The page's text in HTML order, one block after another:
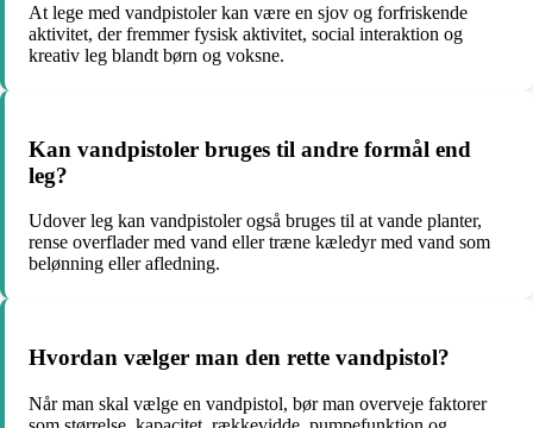
At lege med vandpistoler kan være en sjov og forfriskende
aktivitet, der fremmer fysisk aktivitet, social interaktion og
kreativ leg blandt børn og voksne.
Kan vandpistoler bruges til andre formål end
leg?
Udover leg kan vandpistoler også bruges til at vande planter,
rense overflader med vand eller træne kæledyr med vand som
belønning eller afledning.
Hvordan vælger man den rette vandpistol?
Når man skal vælge en vandpistol, bør man overveje faktorer